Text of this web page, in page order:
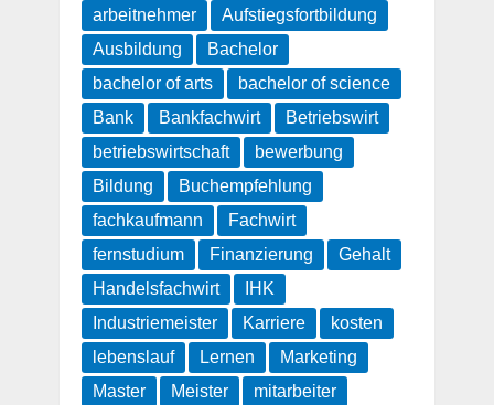
arbeitnehmer
Aufstiegsfortbildung
Ausbildung
Bachelor
bachelor of arts
bachelor of science
Bank
Bankfachwirt
Betriebswirt
betriebswirtschaft
bewerbung
Bildung
Buchempfehlung
fachkaufmann
Fachwirt
fernstudium
Finanzierung
Gehalt
Handelsfachwirt
IHK
Industriemeister
Karriere
kosten
lebenslauf
Lernen
Marketing
Master
Meister
mitarbeiter